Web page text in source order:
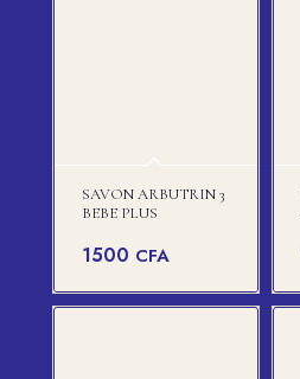
SAVON ARBUTRIN 3
BEBE PLUS
1500 CFA